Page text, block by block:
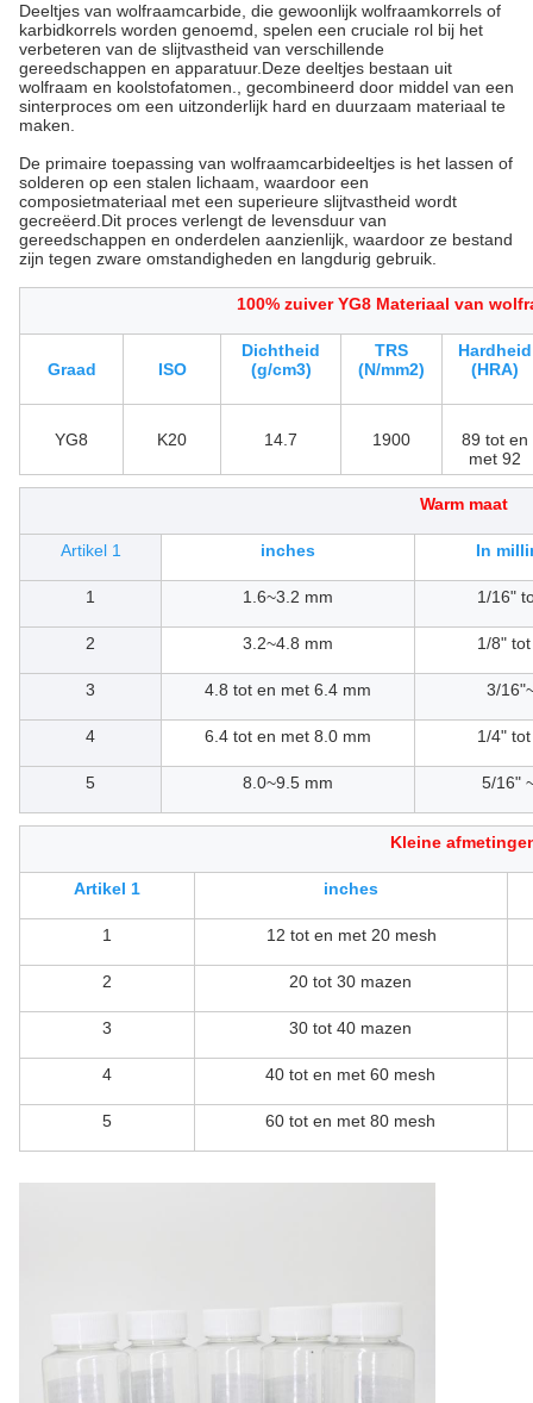
Deeltjes van wolfraamcarbide, die gewoonlijk wolfraamkorrels of
karbidkorrels worden genoemd, spelen een cruciale rol bij het
verbeteren van de slijtvastheid van verschillende
gereedschappen en apparatuur.Deze deeltjes bestaan uit
wolfraam en koolstofatomen., gecombineerd door middel van een
sinterproces om een uitzonderlijk hard en duurzaam materiaal te
maken.
De primaire toepassing van wolfraamcarbideeltjes is het lassen of
solderen op een stalen lichaam, waardoor een
composietmateriaal met een superieure slijtvastheid wordt
gecreëerd.Dit proces verlengt de levensduur van
gereedschappen en onderdelen aanzienlijk, waardoor ze bestand
zijn tegen zware omstandigheden en langdurig gebruik.
100% zuiver YG8 Materiaal van
Graad ISO
Dichtheid
(g/cm3)
TRS
(N/mm2)
Hardheid
(HRA)
YG8 K20 14.7 1900
89 tot en
met 92
Warm maat
Artikel 1 inches In
1 1.6~3.2 mm 1/16"
2 3.2~4.8 mm 1/8"
3 4.8 tot en met 6.4 mm 3/
4 6.4 tot en met 8.0 mm 1/4"
5 8.0~9.5 mm 5/16"
Kleine
Artikel 1 inches
1 12 tot en met 20 mesh
2 20 tot 30 mazen
3 30 tot 40 mazen
4 40 tot en met 60 mesh
5 60 tot en met 80 mesh